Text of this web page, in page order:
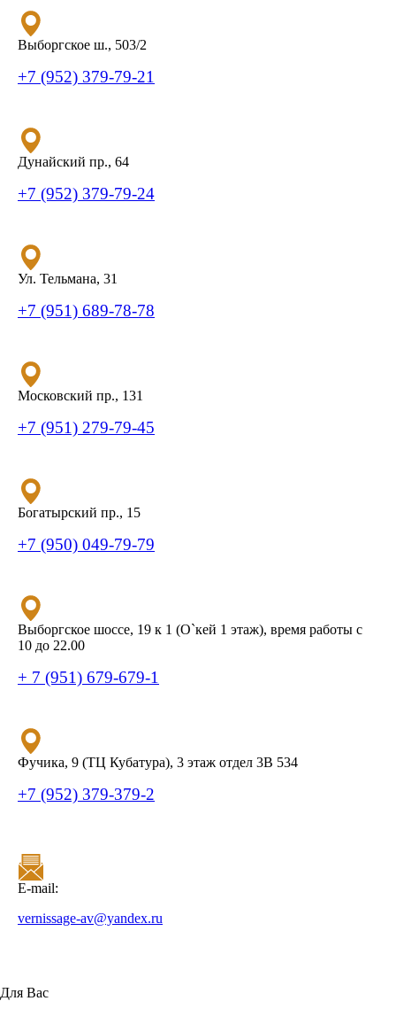
Выборгское ш., 503/2
+7 (952) 379-79-21
Дунайский пр., 64
+7 (952) 379-79-24
Ул. Тельмана, 31
+7 (951) 689-78-78
Московский пр., 131
+7 (951) 279-79-45
Богатырский пр., 15
+7 (950) 049-79-79
Выборгское шоссе, 19 к 1 (О`кей 1 этаж), время работы с
10 до 22.00
+ 7 (951) 679-679-1
Фучика, 9 (ТЦ Кубатура), 3 этаж отдел 3В 534
+7 (952) 379-379-2
E-mail:
vernissage-av@yandex.ru
Для Вас